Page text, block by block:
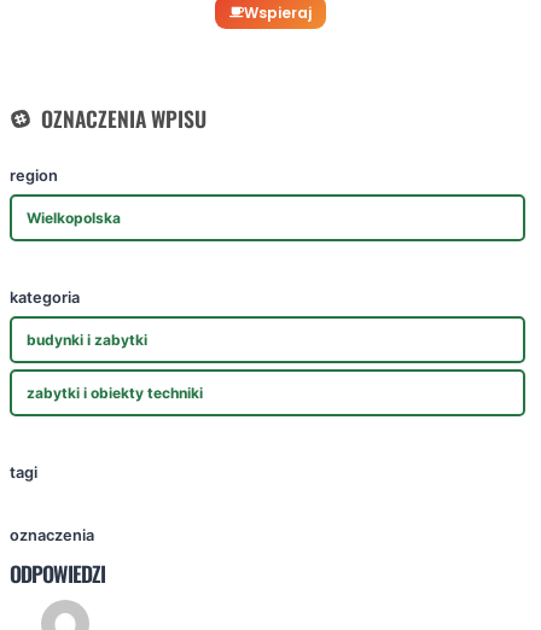
Wspieraj
OZNACZENIA WPISU
region
Wielkopolska
kategoria
budynki i zabytki
zabytki i obiekty techniki
tagi
oznaczenia
ODPOWIEDZI